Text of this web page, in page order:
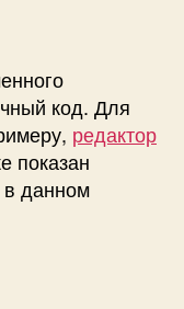
код. Для
редактор
показан
в данном